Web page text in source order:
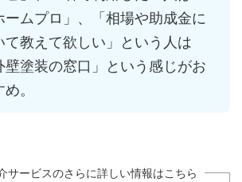
ームプロ」、「相場や助成金に
て教えて欲しい」という人は
壁塗装の窓口」という感じがお
。
サービスのさらに詳しい情報はこちら